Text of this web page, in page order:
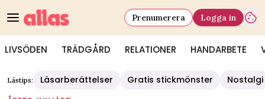
LIVSÖDEN TRÄDGÅRD RELATIONER HANDARBETE
Prenumerera Logga in
Lästips: Läsarberättelser Gratis stickmönster
Nostalgi